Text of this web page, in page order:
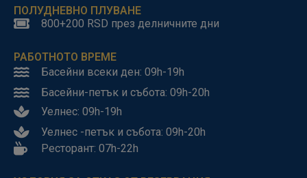
ПОЛУДНЕВНО ПЛУВАНЕ
800+200 RSD през делничните дни
РАБОТНОТО ВРЕМЕ
Басейни всеки ден: 09h-19h
Басейни-петък и събота: 09h-20h
Уелнес: 09h-19h
Уелнес -петък и събота: 09h-20h
Ресторант: 07h-22h